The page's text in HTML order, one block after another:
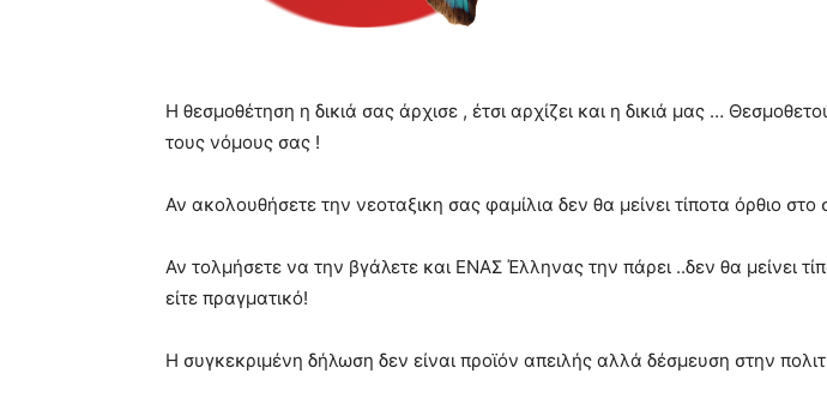
Η θεσμοθέτηση η δικιά σας άρχισε , έτσι αρχίζει και η δικιά μας …
τους νόμους σας !
Αν ακολουθήσετε την νεοταξικη σας φαμίλια δεν θα μείνει τίποτα όρθιο
Αν τολμήσετε να την βγάλετε και ΕΝΑΣ Έλληνας την πάρει ..δεν θα μείνει
είτε πραγματικό!
Η συγκεκριμένη δήλωση δεν είναι προϊόν απειλής αλλά δέσμευση στην